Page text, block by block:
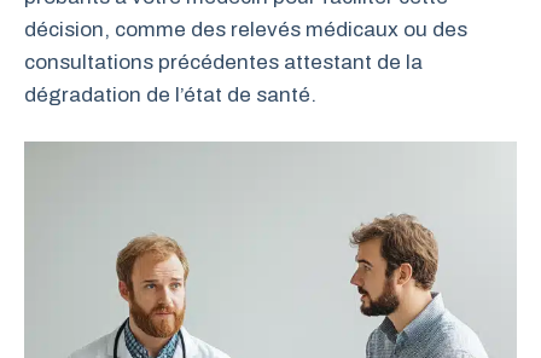
décision, comme des relevés médicaux ou des
consultations précédentes attestant de la
dégradation de l’état de santé.